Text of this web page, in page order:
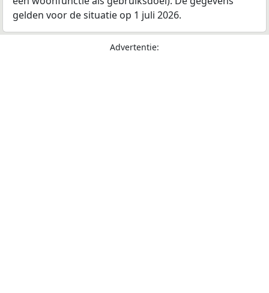
gelden voor de situatie op 1 juli 2026.
Advertentie: